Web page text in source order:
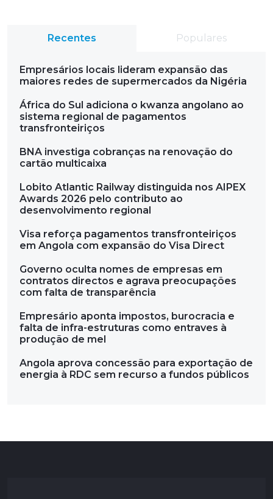
Recentes Populares
Empresários locais lideram expansão das
maiores redes de supermercados da Nigéria
África do Sul adiciona o kwanza angolano ao
sistema regional de pagamentos
transfronteiriços
BNA investiga cobranças na renovação do
cartão multicaixa
Lobito Atlantic Railway distinguida nos AIPEX
Awards 2026 pelo contributo ao
desenvolvimento regional
Visa reforça pagamentos transfronteiriços
em Angola com expansão do Visa Direct
Governo oculta nomes de empresas em
contratos directos e agrava preocupações
com falta de transparência
Empresário aponta impostos, burocracia e
falta de infra-estruturas como entraves à
produção de mel
Angola aprova concessão para exportação de
energia à RDC sem recurso a fundos públicos